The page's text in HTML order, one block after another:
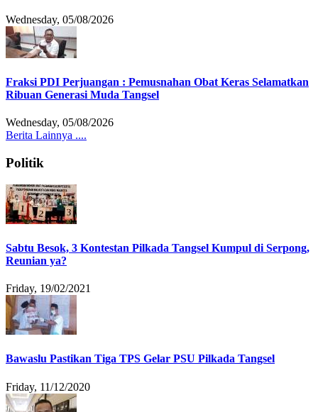
Wednesday, 05/08/2026
Fraksi PDI Perjuangan : Pemusnahan Obat Keras Selamatkan
Ribuan Generasi Muda Tangsel
Wednesday, 05/08/2026
Berita Lainnya ....
Politik
Sabtu Besok, 3 Kontestan Pilkada Tangsel Kumpul di Serpong,
Reunian ya?
Friday, 19/02/2021
Bawaslu Pastikan Tiga TPS Gelar PSU Pilkada Tangsel
Friday, 11/12/2020